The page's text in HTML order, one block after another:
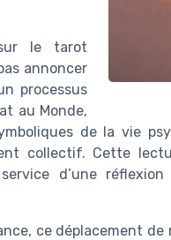
le tarot
annoncer
processus
au Monde,
de la vie
collectif. Cette
d’une
ce déplacement